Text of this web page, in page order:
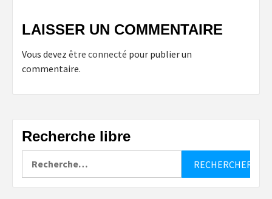
LAISSER UN COMMENTAIRE
Vous devez être connecté pour publier un
commentaire.
Recherche libre